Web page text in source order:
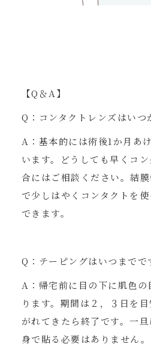
【Q＆A】
Q：コンタクトレンズはいつ
A：基本的には術後1か月あ
います。どうしても早くコ
合にはご相談ください。結
で少しはやくコンタクトを
できます。
Q：テーピングはいつまでで
A：帰宅前に目の下に肌色の
ります。期間は２，３日を
がれてきたら終了です。一
身で貼る必要はありません。